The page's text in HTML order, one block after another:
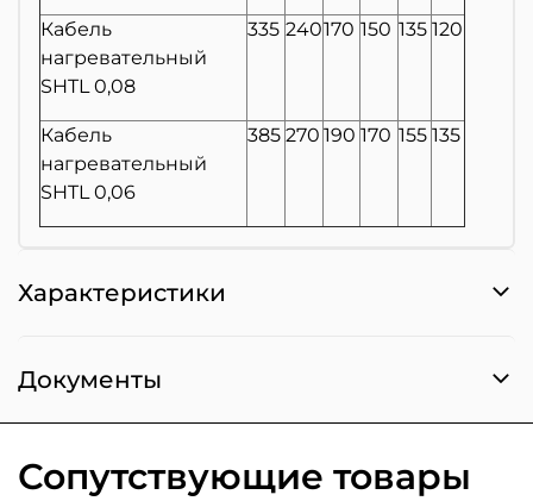
Кабель
нагревательный
SHTL 0,08
335 240170 150 135 120
Кабель
нагревательный
SHTL 0,06
385 270 190 170 155 135
Характеристики
Документы
Сопутствующие товары